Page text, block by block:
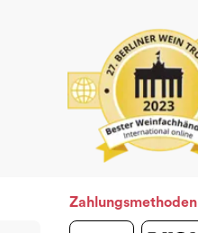
Zahlungsmethoden